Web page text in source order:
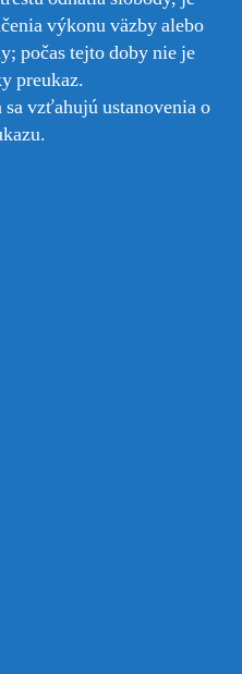
výkonu väzby alebo
počas tejto doby nie je
preukaz.
vzťahujú ustanovenia o